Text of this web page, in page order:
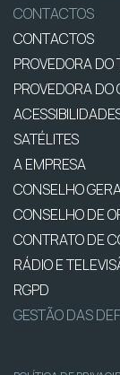
CONTACTOS
CONTACTOS
PROVEDORA DO
PROVEDORA DO
SATÉLITES
A EMPRESA
CONSELHO
CONSELHO DE
CONTRATO DE
RÁDIO E
RGPD
GESTÃO DAS